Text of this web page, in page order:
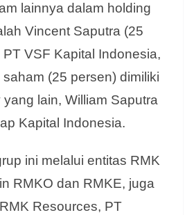
lainnya dalam holding
Vincent Saputra (25
VSF Kapital Indonesia,
(25 persen) dimiliki
lain, William Saputra
Kapital Indonesia.
ini melalui entitas RMK
RMKO dan RMKE, juga
Resources, PT